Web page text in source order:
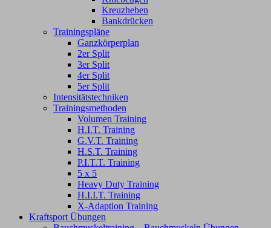
Kreuzheben
Bankdrücken
Trainingspläne
Ganzkörperplan
2er Split
3er Split
4er Split
5er Split
Intensitätstechniken
Trainingsmethoden
Volumen Training
H.I.T. Training
G.V.T. Training
H.S.T. Training
P.I.T.T. Training
5 x 5
Heavy Duty Training
H.I.I.T. Training
X-Adaption Training
Kraftsport Übungen